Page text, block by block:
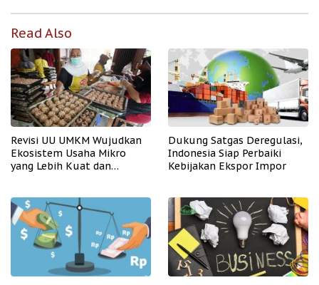
Read Also
Revisi UU UMKM Wujudkan
Ekosistem Usaha Mikro
yang Lebih Kuat dan
Dukung Satgas Deregulasi,
Indonesia Siap Perbaiki
Kebijakan Ekspor Impor